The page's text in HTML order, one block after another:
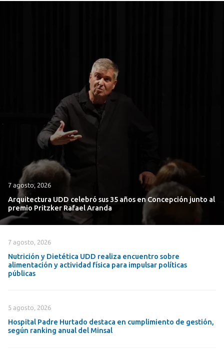
7 agosto, 2026
Arquitectura UDD celebró sus 35 años en Concepción junto al
premio Pritzker Rafael Aranda
7 agosto, 2026
Nutrición y Dietética UDD realiza encuentro sobre
alimentación y actividad física para impulsar políticas
públicas
5 agosto, 2026
Hospital Padre Hurtado destaca en cumplimiento de gestión,
según ranking anual del Minsal